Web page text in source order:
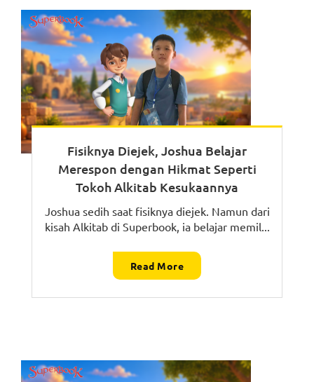
Fisiknya Diejek, Joshua Belajar
Merespon dengan Hikmat Seperti
Tokoh Alkitab Kesukaannya
Joshua sedih saat fisiknya diejek. Namun dari
kisah Alkitab di Superbook, ia belajar memil...
Read More